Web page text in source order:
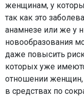
женщинам, у
так как это
анамнезе или же у
новообразования
даже повысить
которых уже
отношении
в средствах по